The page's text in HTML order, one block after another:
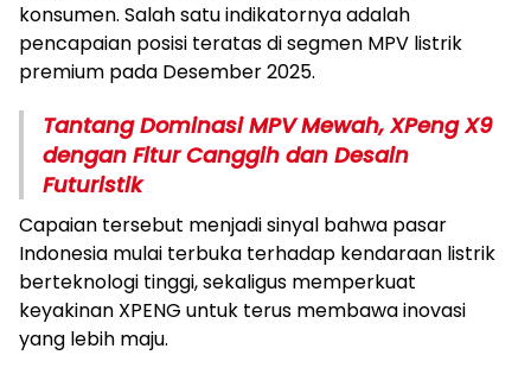
konsumen. Salah satu indikatornya adalah
pencapaian posisi teratas di segmen MPV listrik
premium pada Desember 2025.
Tantang Dominasi MPV Mewah, XPeng X9
dengan Fitur Canggih dan Desain
Futuristik
Capaian tersebut menjadi sinyal bahwa pasar
Indonesia mulai terbuka terhadap kendaraan listrik
berteknologi tinggi, sekaligus memperkuat
keyakinan XPENG untuk terus membawa inovasi
yang lebih maju.